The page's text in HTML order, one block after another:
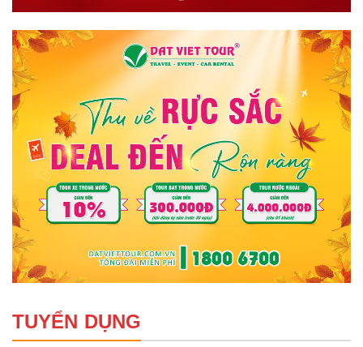
TUYỂN DỤNG